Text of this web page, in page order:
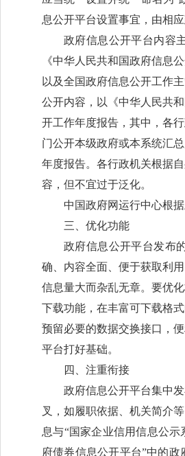
息公开平台设置事宜，由相
政府信息公开平台内容
《中华人民共和国政府信息
以及全国政府信息公开工作
公开内容，以《中华人民共
开工作年度报告，其中，各
门公开本级政府或本系统汇
年度报告。各行政机关根据
容，但不宜过于泛化。
中国政府网运行中心根
三、优化功能
政府信息公开平台发布
确、内容全面、便于获取利
信息量大而杂乱无章。要优
下载功能，在丰富可下载格
预留必要的数据交换接口，
平台打好基础。
四、注重衔接
政府信息公开平台集中
叉，如履职依据、机关简介
息与“国家企业信用信息公
府债券信息公开平台”中的